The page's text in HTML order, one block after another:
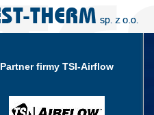
Partner firmy TSI-Airflow